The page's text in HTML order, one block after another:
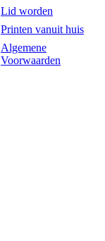
Lid worden
Printen vanuit huis
Algemene
Voorwaarden